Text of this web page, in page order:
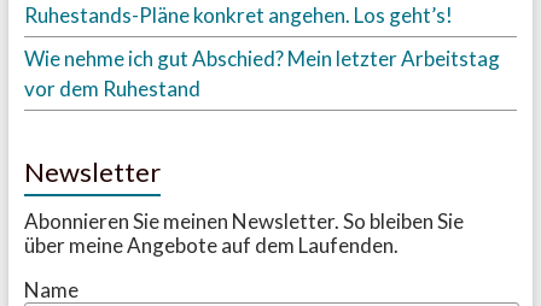
Ruhestands-Pläne konkret angehen. Los geht’s!
Wie nehme ich gut Abschied? Mein letzter Arbeitstag
vor dem Ruhestand
Newsletter
Abonnieren Sie meinen Newsletter. So bleiben Sie
über meine Angebote auf dem Laufenden.
Name